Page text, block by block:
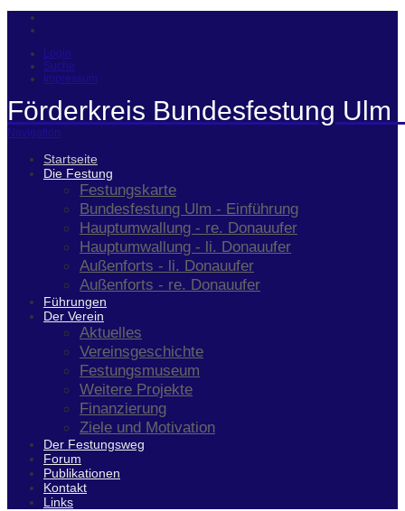
Login
Suche
Impressum
Förderkreis Bundesfestung Ulm
Navigation
Startseite
Die Festung
Festungskarte
Bundesfestung Ulm - Einführung
Hauptumwallung - re. Donauufer
Hauptumwallung - li. Donauufer
Außenforts - li. Donauufer
Außenforts - re. Donauufer
Führungen
Der Verein
Aktuelles
Vereinsgeschichte
Festungsmuseum
Weitere Projekte
Finanzierung
Ziele und Motivation
Der Festungsweg
Forum
Publikationen
Kontakt
Links